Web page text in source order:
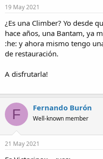
19 May 2021
¿Es una Climber? Yo desde
hace años, una Bantam, ya
:he: y ahora mismo tengo
de restauración.
A disfrutarla!
F Fernando Burón
Well-known member
21 May 2021